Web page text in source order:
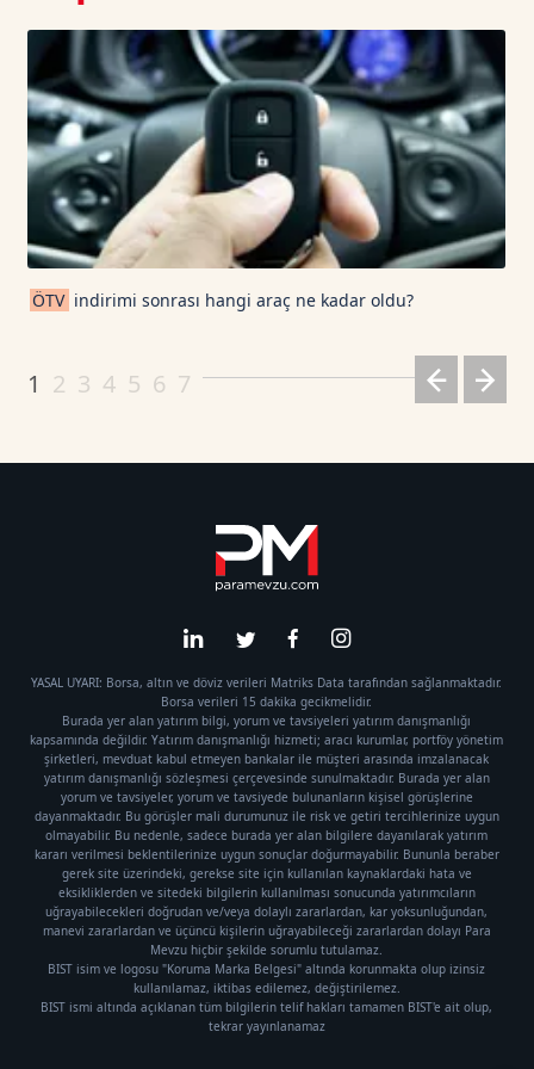
ÖTV indirimi sonrası hangi araç ne kadar oldu?
1 2 3 4 5 6 7
YASAL UYARI: Borsa, altın ve döviz verileri Matriks Data tarafından sağlanmaktadır.
Borsa verileri 15 dakika gecikmelidir.
Burada yer alan yatırım bilgi, yorum ve tavsiyeleri yatırım danışmanlığı
kapsamında değildir. Yatırım danışmanlığı hizmeti; aracı kurumlar, portföy yönetim
şirketleri, mevduat kabul etmeyen bankalar ile müşteri arasında imzalanacak
yatırım danışmanlığı sözleşmesi çerçevesinde sunulmaktadır. Burada yer alan
yorum ve tavsiyeler, yorum ve tavsiyede bulunanların kişisel görüşlerine
dayanmaktadır. Bu görüşler mali durumunuz ile risk ve getiri tercihlerinize uygun
olmayabilir. Bu nedenle, sadece burada yer alan bilgilere dayanılarak yatırım
kararı verilmesi beklentilerinize uygun sonuçlar doğurmayabilir. Bununla beraber
gerek site üzerindeki, gerekse site için kullanılan kaynaklardaki hata ve
eksikliklerden ve sitedeki bilgilerin kullanılması sonucunda yatırımcıların
uğrayabilecekleri doğrudan ve/veya dolaylı zararlardan, kar yoksunluğundan,
manevi zararlardan ve üçüncü kişilerin uğrayabileceği zararlardan dolayı Para
Mevzu hiçbir şekilde sorumlu tutulamaz.
BIST isim ve logosu "Koruma Marka Belgesi" altında korunmakta olup izinsiz
kullanılamaz, iktibas edilemez, değiştirilemez.
BIST ismi altında açıklanan tüm bilgilerin telif hakları tamamen BIST'e ait olup,
tekrar yayınlanamaz